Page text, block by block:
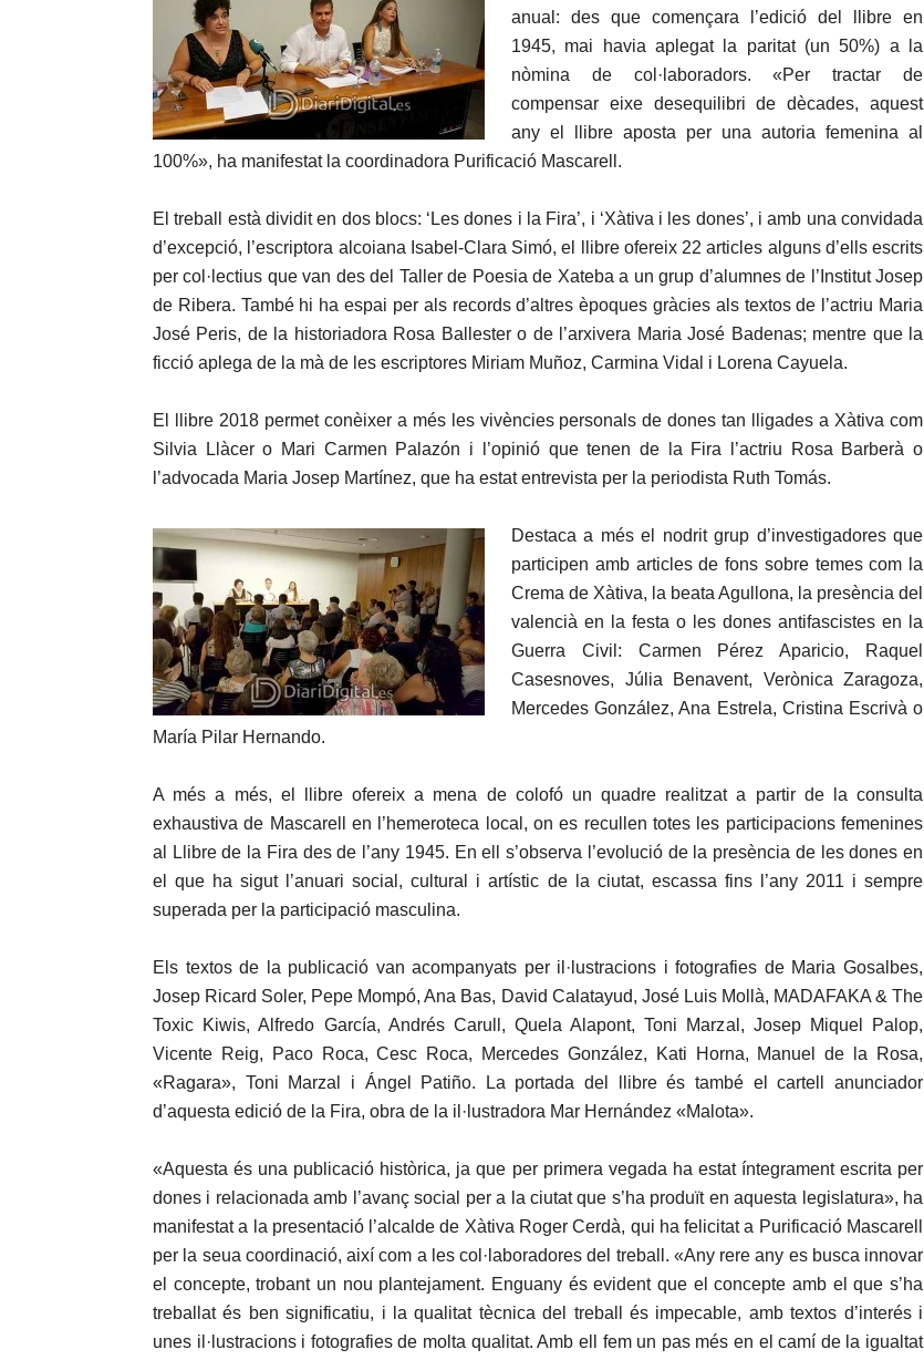
anual: des que començara l’edició del llibre en
1945, mai havia aplegat la paritat (un 50%) a la
nòmina de col·laboradors. «Per tractar de
compensar eixe desequilibri de dècades, aquest
any el llibre aposta per una autoria femenina al
100%», ha manifestat la coordinadora Purificació Mascarell.
El treball està dividit en dos blocs: ‘Les dones i la Fira’, i ‘Xàtiva i les dones’, i amb una convidada
d’excepció, l’escriptora alcoiana Isabel-Clara Simó, el llibre ofereix 22 articles alguns d’ells escrits
per col·lectius que van des del Taller de Poesia de Xateba a un grup d’alumnes de l’Institut Josep
de Ribera. També hi ha espai per als records d’altres èpoques gràcies als textos de l’actriu Maria
José Peris, de la historiadora Rosa Ballester o de l’arxivera Maria José Badenas; mentre que la
ficció aplega de la mà de les escriptores Miriam Muñoz, Carmina Vidal i Lorena Cayuela.
El llibre 2018 permet conèixer a més les vivències personals de dones tan lligades a Xàtiva com
Silvia Llàcer o Mari Carmen Palazón i l’opinió que tenen de la Fira l’actriu Rosa Barberà o
l’advocada Maria Josep Martínez, que ha estat entrevista per la periodista Ruth Tomás.
Destaca a més el nodrit grup d’investigadores que
participen amb articles de fons sobre temes com la
Crema de Xàtiva, la beata Agullona, la presència del
valencià en la festa o les dones antifascistes en la
Guerra Civil: Carmen Pérez Aparicio, Raquel
Casesnoves, Júlia Benavent, Verònica Zaragoza,
Mercedes González, Ana Estrela, Cristina Escrivà o
María Pilar Hernando.
A més a més, el llibre ofereix a mena de colofó un quadre realitzat a partir de la consulta
exhaustiva de Mascarell en l’hemeroteca local, on es recullen totes les participacions femenines
al Llibre de la Fira des de l’any 1945. En ell s’observa l’evolució de la presència de les dones en
el que ha sigut l’anuari social, cultural i artístic de la ciutat, escassa fins l’any 2011 i sempre
superada per la participació masculina.
Els textos de la publicació van acompanyats per il·lustracions i fotografies de Maria Gosalbes,
Josep Ricard Soler, Pepe Mompó, Ana Bas, David Calatayud, José Luis Mollà, MADAFAKA & The
Toxic Kiwis, Alfredo García, Andrés Carull, Quela Alapont, Toni Marzal, Josep Miquel Palop,
Vicente Reig, Paco Roca, Cesc Roca, Mercedes González, Kati Horna, Manuel de la Rosa,
«Ragara», Toni Marzal i Ángel Patiño. La portada del llibre és també el cartell anunciador
d’aquesta edició de la Fira, obra de la il·lustradora Mar Hernández «Malota».
«Aquesta és una publicació històrica, ja que per primera vegada ha estat íntegrament escrita per
dones i relacionada amb l’avanç social per a la ciutat que s’ha produït en aquesta legislatura», ha
manifestat a la presentació l’alcalde de Xàtiva Roger Cerdà, qui ha felicitat a Purificació Mascarell
per la seua coordinació, així com a les col·laboradores del treball. «Any rere any es busca innovar
el concepte, trobant un nou plantejament. Enguany és evident que el concepte amb el que s’ha
treballat és ben significatiu, i la qualitat tècnica del treball és impecable, amb textos d’interés i
unes il·lustracions i fotografies de molta qualitat. Amb ell fem un pas més en el camí de la igualtat